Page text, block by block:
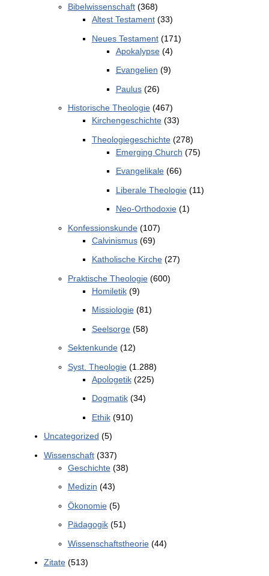
Bibelwissenschaft(368)
Altest Testament(33)
Neues Testament(171)
Apokalypse(4)
Evangelien (9)
Paulus(26)
Historische Theologie(467)
Kirchengeschichte(33)
Theologiegeschichte(278)
Emerging Church (75)
Evangelikale(66)
Liberale Theologie(11)
Neo-Orthodoxie(1)
Konfessionskunde(107)
Calvinismus(69)
Katholische Kirche(27)
Praktische Theologie(600)
Homiletik(9)
Missiologie(81)
Seelsorge(58)
Sektenkunde(12)
Syst. Theologie(1.288)
Apologetik(225)
Dogmatik(34)
Ethik(910)
Uncategorized (5)
Wissenschaft(337)
Geschichte(38)
Medizin (43)
Ökonomie(5)
Pädagogik(51)
Wissenschaftstheorie(44)
Zitate(513)